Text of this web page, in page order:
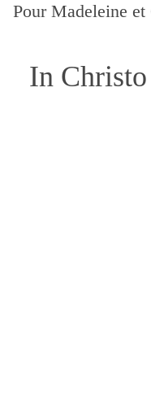
Pour Madeleine et
In